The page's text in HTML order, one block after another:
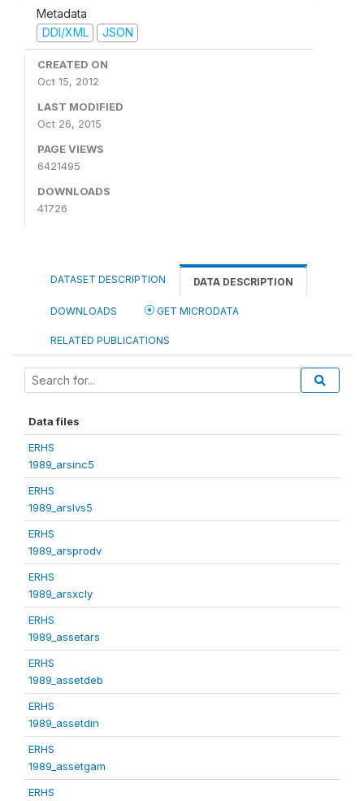
Metadata
DDI/XML
JSON
CREATED ON
Oct 15, 2012
LAST MODIFIED
Oct 26, 2015
PAGE VIEWS
6421495
DOWNLOADS
41726
DATASET DESCRIPTION DATA DESCRIPTION
DOWNLOADS GET MICRODATA
RELATED PUBLICATIONS
Data files
ERHS
1989_arsinc5
ERHS
1989_arslvs5
ERHS
1989_arsprodv
ERHS
1989_arsxcly
ERHS
1989_assetars
ERHS
1989_assetdeb
ERHS
1989_assetdin
ERHS
1989_assetgam
ERHS